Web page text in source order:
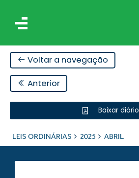
Voltar a navegação
Anterior
Baixar diário
LEIS ORDINÁRIAS 2025 ABRIL